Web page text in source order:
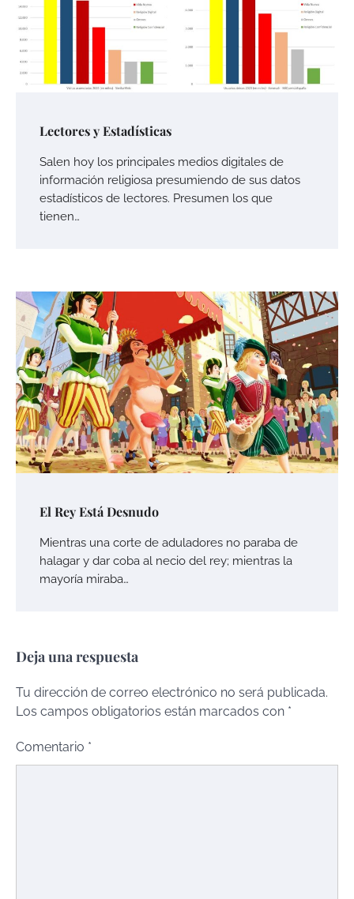
Lectores y Estadísticas
Salen hoy los principales medios digitales de
información religiosa presumiendo de sus datos
estadísticos de lectores. Presumen los que
tienen…
El Rey Está Desnudo
Mientras una corte de aduladores no paraba de
halagar y dar coba al necio del rey; mientras la
mayoría miraba…
Deja una respuesta
Tu dirección de correo electrónico no será publicada.
Los campos obligatorios están marcados con *
Comentario *